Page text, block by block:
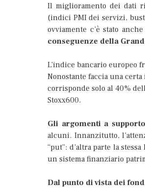
Il miglioramento dei dati
(indici PMI dei servizi,
ovviamente c’è stato anche
conseguenze della
L’indice bancario europeo
Nonostante faccia una
corrisponde solo al 40%
Stoxx600.
Gli argomenti a
alcuni. Innanzitutto,
“put”: d’altra parte la
un sistema finanziario
Dal punto di vista dei